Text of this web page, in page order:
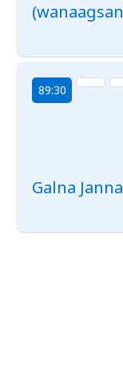
89:30
Galna